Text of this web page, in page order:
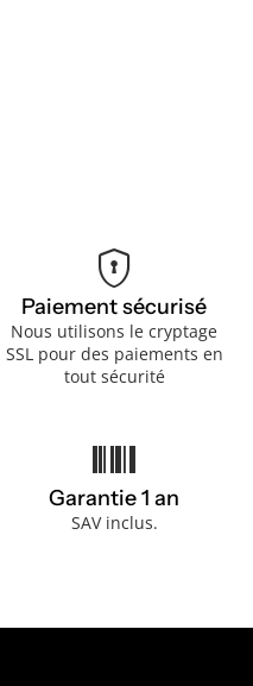
encrypted
Paiement sécurisé
Nous utilisons le cryptage
SSL pour des paiements en
tout sécurité
barcode
Garantie 1 an
SAV inclus.